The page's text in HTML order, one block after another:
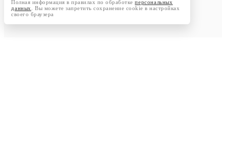
Полная информация в правилах по обработкеперсональных
данных
. Вы можете запретить сохранение cookie в настройках
своего браузера